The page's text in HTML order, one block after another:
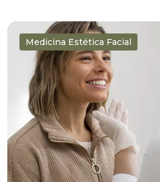
Medicina Estética Facial